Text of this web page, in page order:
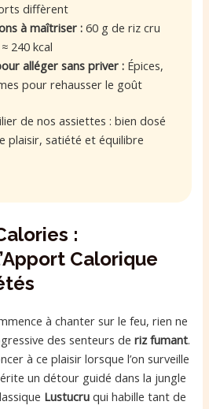
diffèrent
à maîtriser :60 g de riz cru
240 kcal
alléger sans priver :Épices,
pour rehausser le goût
de nos assiettes : bien dosé
plaisir, satiété et équilibre
:
Calorique
à chanter sur le feu, rien ne
des senteurs deriz fumant.
à ce plaisir lorsque l’on surveille
un détour guidé dans la jungle
Lustucru qui habille tant de